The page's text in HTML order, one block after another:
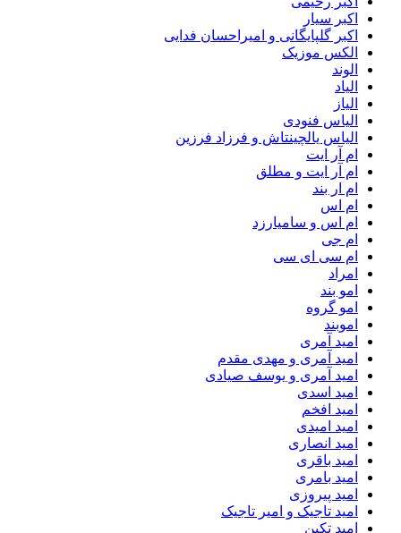
اکبر سیار
اکبر گلپایگانی و امیراحسان فدایی
الکس موزیک
الوند
الیاد
الیاز
الیاس فنودی
الیاس یالچینتاش و فرزاد فرزین
ام آر ایت
ام آر ایت و مطلق
ام‌ ار بند
ام اس
ام اس و سامیارزد
ام جی
ام سی ای سی
امراد
امو بند
امو گروه
اموبند
امید آمری
امید آمری و مهدی مقدم
امید آمری و یوسف صیادی
امید اسدی
امید افخم
امید امیدی
امید انصاری
امید باقری
امید بامری
امید پیروزی
امید تاجیک و امیر تاجیک
امید تکین